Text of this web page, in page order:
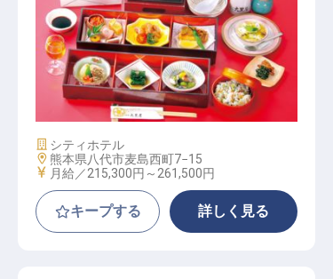
調理部門その他 / 正社員
施設業態
シティホテル
勤務地
熊本県八代市麦島西町7−15
給与
月給／215,300円～ 261,500円
キープする 詳しく見る